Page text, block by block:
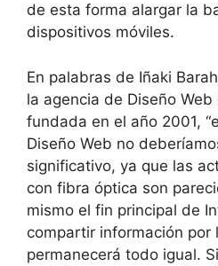
de esta forma alargar la
dispositivos móviles.
En palabras de Iñaki
la agencia de Diseño Web
fundada en el año 2001,
Diseño Web no
significativo, ya que las
con fibra óptica son
mismo el fin principal de
compartir información por
permanecerá todo igual.